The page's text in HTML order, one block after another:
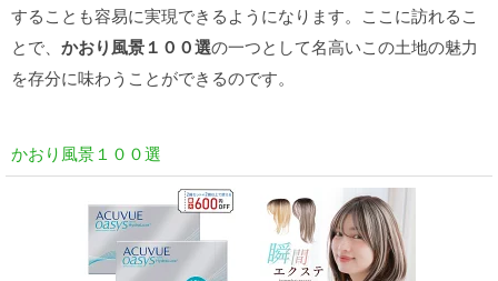
することも容易に実現できるようになります。ここに訪れるこ
とで、 かおり風景１００選の一つとして名高いこの土地の魅力
を存分に味わうことができるのです。
かおり風景１００選